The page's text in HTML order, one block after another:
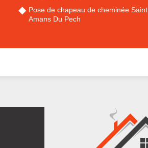
Pose de chapeau de cheminée Saint
Amans Du Pech